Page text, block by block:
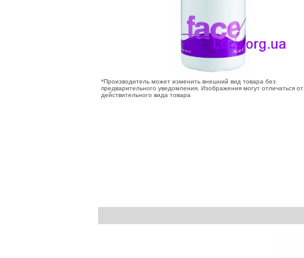
*Производитель может изменить внешний вид товара без
предварительного уведомления. Изображения могут отличаться от
действительного вида товара